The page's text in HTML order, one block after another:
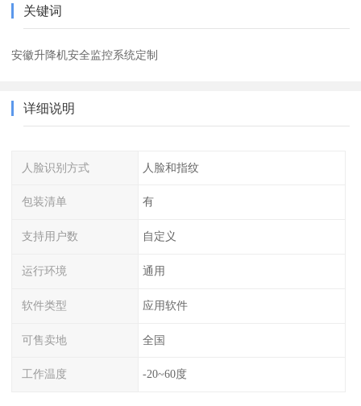
关键词
安徽升降机安全监控系统定制
详细说明
人脸识别方式 人脸和指纹
包装清单 有
支持用户数 自定义
运行环境 通用
软件类型 应用软件
可售卖地 全国
工作温度 -20~60度